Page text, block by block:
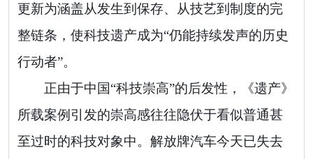
更新为涵盖从发生到保存、从技艺到制度的完
整链条，使科技遗产成为“仍能持续发声的历史
行动者”。
正由于中国“科技崇高”的后发性，《遗产》
所载案例引发的崇高感往往隐伏于看似普通甚
至过时的科技对象中。解放牌汽车今天已失去